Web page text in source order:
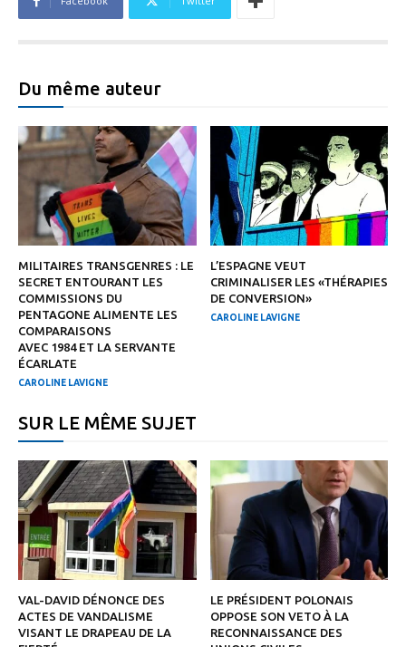
Du même auteur
MILITAIRES TRANSGENRES : LE
SECRET ENTOURANT LES
COMMISSIONS DU
PENTAGONE ALIMENTE LES
COMPARAISONS
AVEC 1984 ET LA SERVANTE
ÉCARLATE
CAROLINE LAVIGNE
L’ESPAGNE VEUT
CRIMINALISER LES «THÉRAPIES
DE CONVERSION»
CAROLINE LAVIGNE
SUR LE MÊME SUJET
VAL-DAVID DÉNONCE DES
ACTES DE VANDALISME
VISANT LE DRAPEAU DE LA
LE PRÉSIDENT POLONAIS
OPPOSE SON VETO À LA
RECONNAISSANCE DES